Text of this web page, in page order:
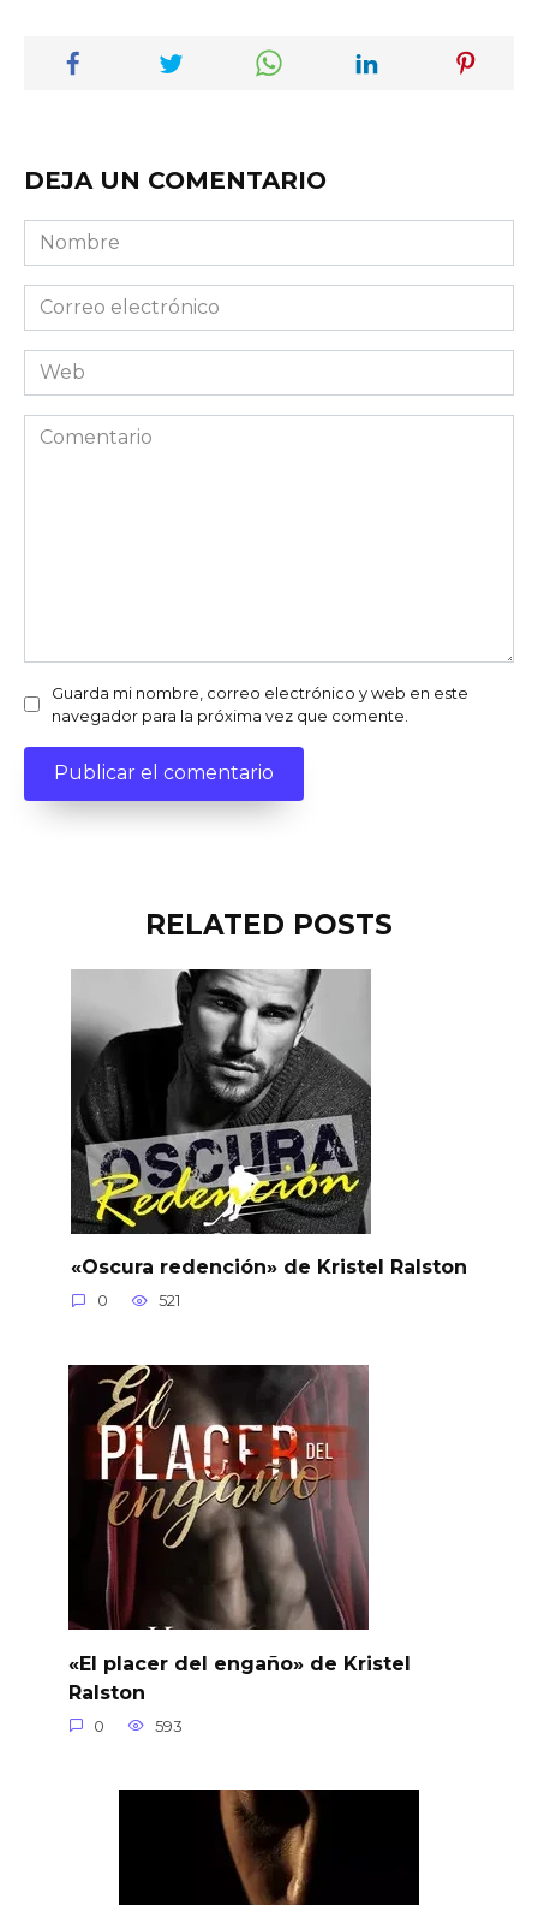
DEJA UN COMENTARIO
Nombre
Correo
electrónico
Web
Comentario
Guarda mi nombre, correo electrónico y web en este
navegador para la próxima vez que comente.
RELATED POSTS
«Oscura redención» de Kristel Ralston
0 521
«El placer del engaño» de Kristel
Ralston
0 593